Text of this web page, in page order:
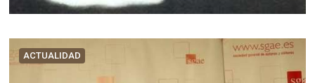
ACTUALIDAD